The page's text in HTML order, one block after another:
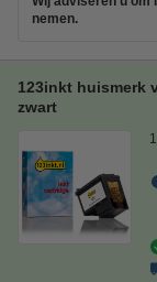
nemen.
123inkt huismerk
zwart